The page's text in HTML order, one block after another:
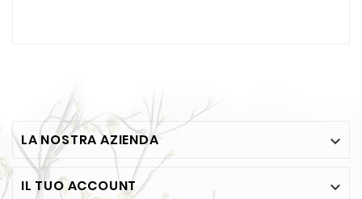
LA NOSTRA AZIENDA 
IL TUO ACCOUNT 